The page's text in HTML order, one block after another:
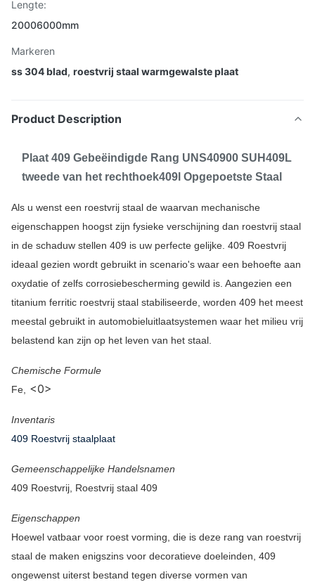
Lengte:
20006000mm
Markeren
ss 304 blad, roestvrij staal warmgewalste plaat
Product Description
Plaat 409 Gebeëindigde Rang UNS40900 SUH409L
tweede van het rechthoek409l Opgepoetste Staal
Als u wenst een roestvrij staal de waarvan mechanische
eigenschappen hoogst zijn fysieke verschijning dan roestvrij staal
in de schaduw stellen 409 is uw perfecte gelijke. 409 Roestvrij
ideaal gezien wordt gebruikt in scenario's waar een behoefte aan
oxydatie of zelfs corrosiebescherming gewild is. Aangezien een
titanium ferritic roestvrij staal stabiliseerde, worden 409 het meest
meestal gebruikt in automobieluitlaatsystemen waar het milieu vrij
belastend kan zijn op het leven van het staal.
Chemische Formule
Fe,
<0>
Inventaris
409 Roestvrij staalplaat
Gemeenschappelijke Handelsnamen
409 Roestvrij, Roestvrij staal 409
Eigenschappen
Hoewel vatbaar voor roest vorming, die is deze rang van roestvrij
staal de maken enigszins voor decoratieve doeleinden, 409
ongewenst uiterst bestand tegen diverse vormen van